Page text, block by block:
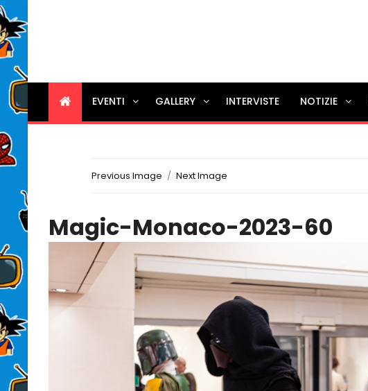
EVENTI GALLERY INTERVISTE NOTIZIE
Previous Image Next Image
Magic-Monaco-2023-60